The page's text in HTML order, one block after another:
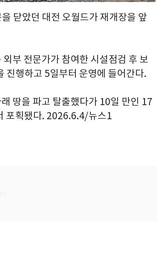
닫았던 대전 오월드가 재개장을 앞
부 전문가가 참여한 시설점검 후 보
진행하고 5일부터 운영에 들어간다.
땅을 파고 탈출했다가 10일 만인 17
포획됐다. 2026.6.4/뉴스1